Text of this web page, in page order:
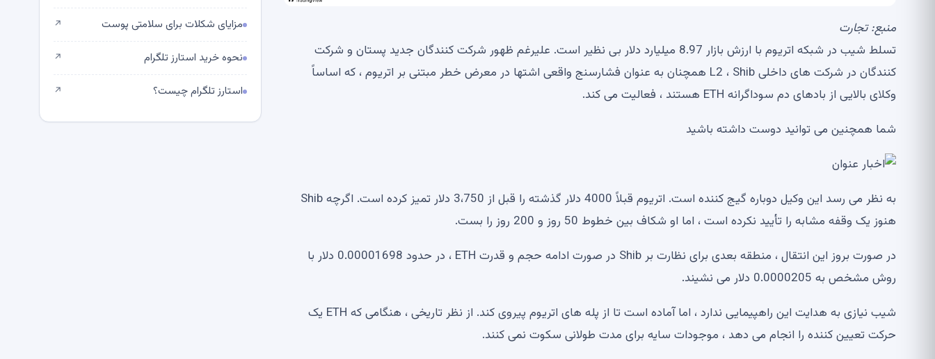
منبع:تجارت
تسلط شیب در شبکه اتریوم با ارزش بازار 8.97 میلیارد دلار بی نظیر است. علیرغم ظهور شرکت کنندگان جدید پستان و شرکت
کنندگان در شرکت های داخلی L2 ، Shib همچنان به عنوان فشارسنج واقعی اشتها در معرض خطر مبتنی بر اتریوم ، که اساساً
وکلای بالایی از بادهای دم سوداگرانه ETH هستند ، فعالیت می کند.
شما همچنین می توانید دوست داشته باشید
به نظر می رسد این وکیل دوباره گیج کننده است. اتریوم قبلاً 4000 دلار گذشته را قبل از 3،750 دلار تمیز کرده است. اگرچه Shib
هنوز یک وقفه مشابه را تأیید نکرده است ، اما او شکاف بین خطوط 50 روز و 200 روز را بست.
در صورت بروز این انتقال ، منطقه بعدی برای نظارت بر Shib در صورت ادامه حجم و قدرت ETH ، در حدود 0.00001698 دلار با
روش مشخص به 0.0000205 دلار می نشیند.
شیب نیازی به هدایت این راهپیمایی ندارد ، اما آماده است تا از پله های اتریوم پیروی کند. از نظر تاریخی ، هنگامی که ETH یک
حرکت تعیین کننده را انجام می دهد ، موجودات سایه برای مدت طولانی سکوت نمی کنند.
مزایای شکلات برای سلامتی پوست ↗
نحوه خرید استارز تلگرام ↗
استارز تلگرام چیست؟ ↗